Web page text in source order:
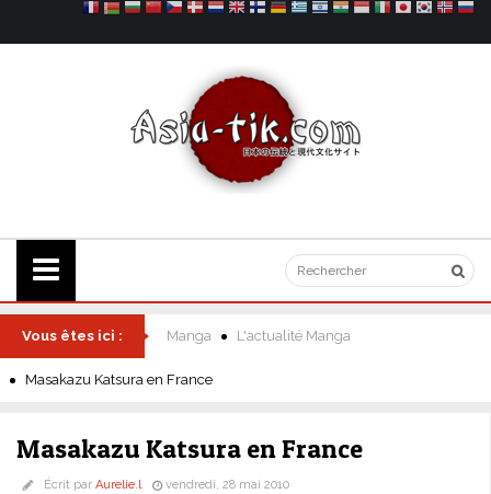
Vous êtes ici : Manga L'actualité Manga
Masakazu Katsura en France
Masakazu Katsura en France
Écrit par Aurelie.l vendredi, 28 mai 2010